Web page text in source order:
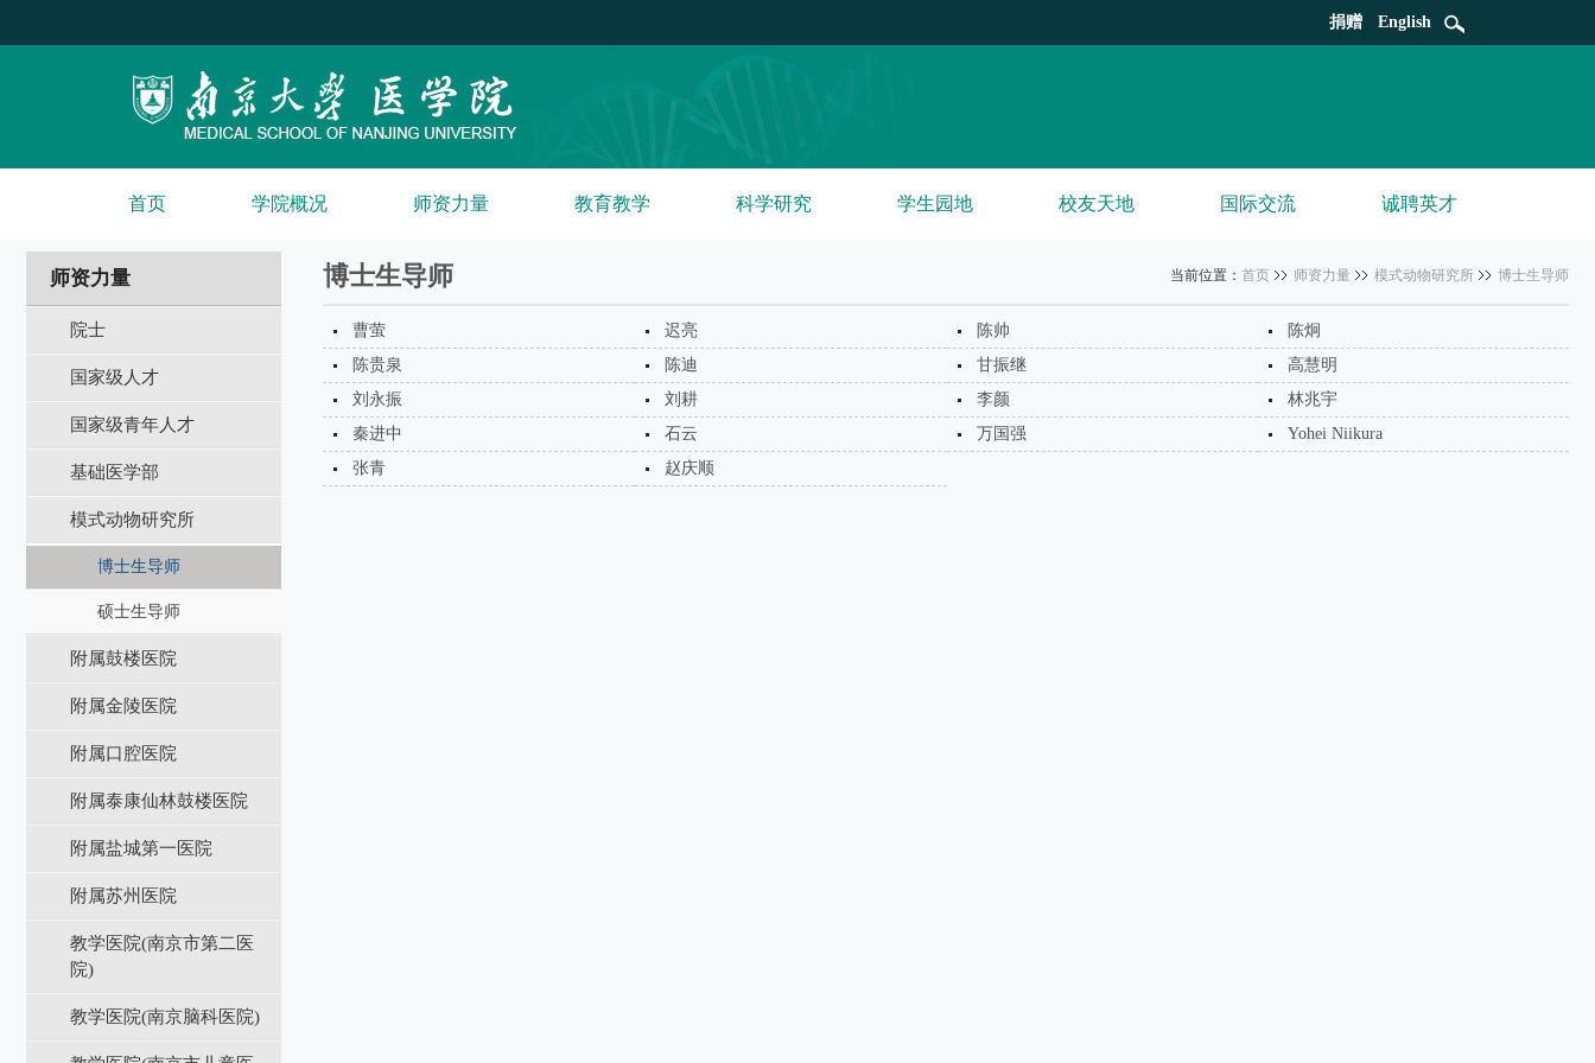
捐赠 English
首页 学院概况 师资力量 教育教学 科学研究 学生园地 校友天地 国际交流 诚聘英才
师资力量
院士
国家级人才
国家级青年人才
基础医学部
模式动物研究所
博士生导师
硕士生导师
附属鼓楼医院
附属金陵医院
附属口腔医院
附属泰康仙林鼓楼医院
附属盐城第⼀医院
附属苏州医院
教学医院(南京市第二医
院)
教学医院(南京脑科医院)
博士生导师 当前位置： 首页 师资力量 模式动物研究所 博士生导师
曹萤 迟亮 陈帅
陈炯
陈贵泉
陈迪 甘振继
高慧明
刘永振
刘耕 李颜
林兆宇
秦进中
石云 万国强
Yohei Niikura
张青
赵庆顺